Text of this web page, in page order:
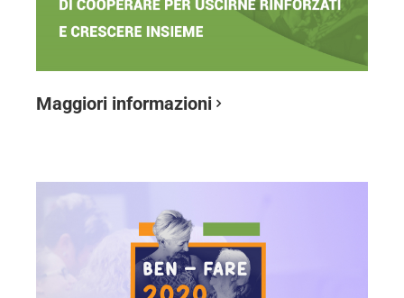
Maggiori informazioni